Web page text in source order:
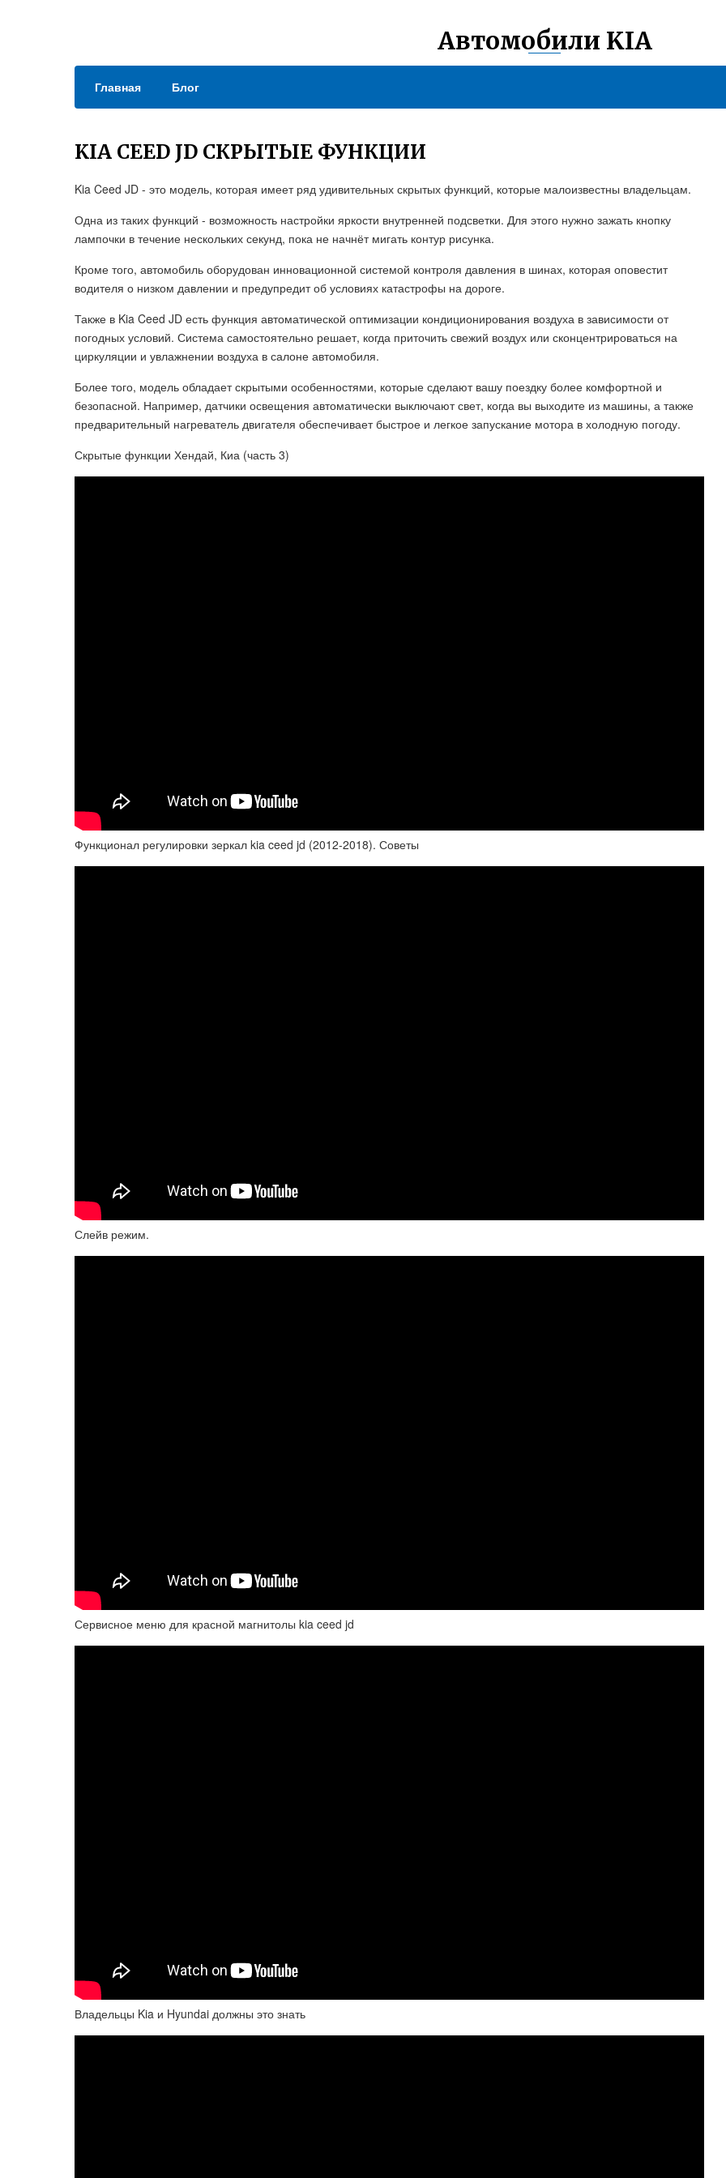
Автомобили KIA
Главная Блог
KIA CEED JD СКРЫТЫЕ ФУНКЦИИ
Kia Ceed JD - это модель, которая имеет ряд удивительных скрытых функций, которые малоизвестны владельцам.
Одна из таких функций - возможность настройки яркости внутренней подсветки. Для этого нужно зажать кнопку
лампочки в течение нескольких секунд, пока не начнёт мигать контур рисунка.
Кроме того, автомобиль оборудован инновационной системой контроля давления в шинах, которая оповестит
водителя о низком давлении и предупредит об условиях катастрофы на дороге.
Также в Kia Ceed JD есть функция автоматической оптимизации кондиционирования воздуха в зависимости от
погодных условий. Система самостоятельно решает, когда приточить свежий воздух или сконцентрироваться на
циркуляции и увлажнении воздуха в салоне автомобиля.
Более того, модель обладает скрытыми особенностями, которые сделают вашу поездку более комфортной и
безопасной. Например, датчики освещения автоматически выключают свет, когда вы выходите из машины, а также
предварительный нагреватель двигателя обеспечивает быстрое и легкое запускание мотора в холодную погоду.
Скрытые функции Хендай, Киа (часть 3)
Функционал регулировки зеркал kia ceed jd (2012-2018). Советы
Слейв режим.
Сервисное меню для красной магнитолы kia ceed jd
Владельцы Kia и Hyundai должны это знать